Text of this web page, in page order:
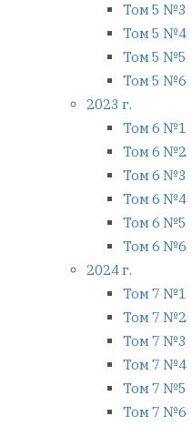
Том 5 №3
Том 5 №4
Том 5 №5
Том 5 №6
2023 г.
Том 6 №1
Том 6 №2
Том 6 №3
Том 6 №4
Том 6 №5
Том 6 №6
2024 г.
Том 7 №1
Том 7 №2
Том 7 №3
Том 7 №4
Том 7 №5
Том 7 №6